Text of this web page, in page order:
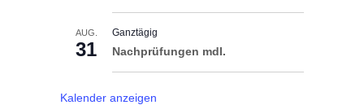
AUG.
31
Ganztägig
Nachprüfungen mdl.
Kalender anzeigen